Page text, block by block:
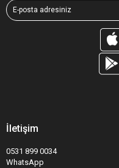
İletişim
0531 899 0034
WhatsApp